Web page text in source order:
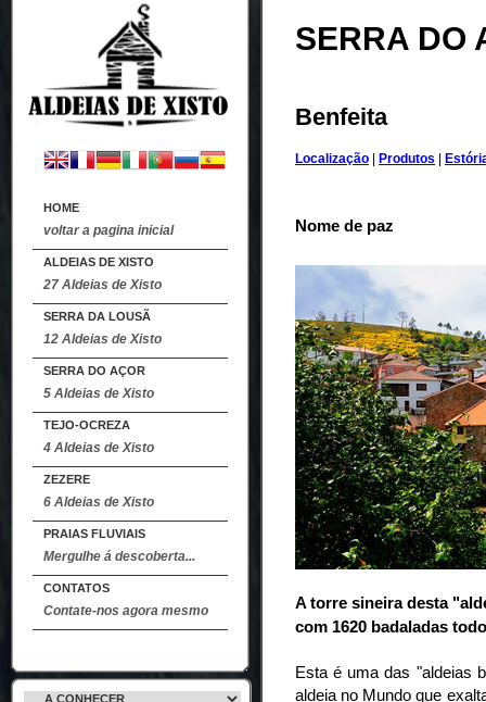
HOME
voltar a pagina inicial
ALDEIAS DE XISTO
27 Aldeias de Xisto
SERRA DA LOUSÃ
12 Aldeias de Xisto
SERRA DO AÇOR
5 Aldeias de Xisto
TEJO-OCREZA
4 Aldeias de Xisto
ZEZERE
6 Aldeias de Xisto
PRAIAS FLUVIAIS
Mergulhe á descoberta...
CONTATOS
Contate-nos agora mesmo
SERRA DO
Benfeita
Localização Produtos
Nome de paz
A torre sineira desta
com 1620 badaladas
Esta é uma das "aldeias
aldeia no Mundo que